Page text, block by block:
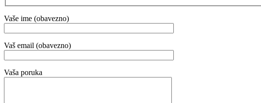
Vaše ime (obavezno)
Vaš email (obavezno)
Vaša poruka